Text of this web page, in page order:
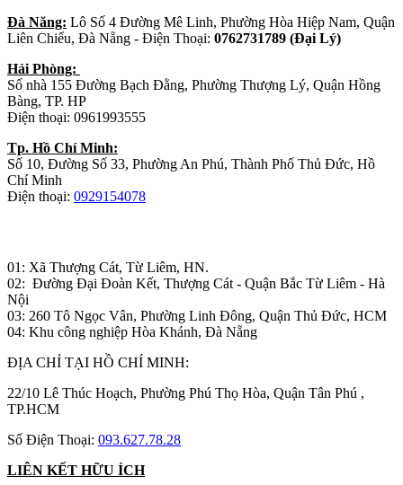
Đà Năng: Lô Số 4 Đường Mê Linh, Phường Hòa Hiệp Nam, Quận
Liên Chiểu, Đà Nẵng - Điện Thoại: 0762731789 (Đại Lý)
Hải Phòng:
Số nhà 155 Đường Bạch Đằng, Phường Thượng Lý, Quận Hồng
Bàng, TP. HP
Điện thoại: 0961993555
Tp. Hồ Chí Minh:
Số 10, Đường Số 33, Phường An Phú, Thành Phố Thủ Đức, Hồ
Chí Minh
Điện thoại: 0929154078
01: Xã Thượng Cát, Từ Liêm, HN.
02: Đường Đại Đoàn Kết, Thượng Cát - Quận Bắc Từ Liêm - Hà
Nội
03: 260 Tô Ngọc Vân, Phường Linh Đông, Quận Thủ Đức, HCM
04: Khu công nghiệp Hòa Khánh, Đà Nẵng
ĐỊA CHỈ TẠI HỒ CHÍ MINH:
22/10 Lê Thúc Hoạch, Phường Phú Thọ Hòa, Quận Tân Phú ,
TP.HCM
Số Điện Thoại: 093.627.78.28
LIÊN KẾT HỮU ÍCH